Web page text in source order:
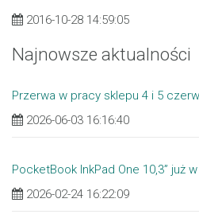
2016-10-28 14:59:05
Najnowsze aktualności
Przerwa w pracy sklepu 4 i 5
2026-06-03 16:16:40
PocketBook InkPad One 10,3” już
2026-02-24 16:22:09